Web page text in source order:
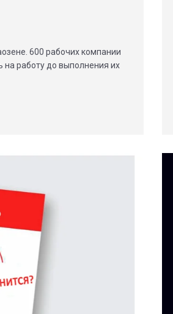
600 рабочих компании
работу до выполнения их